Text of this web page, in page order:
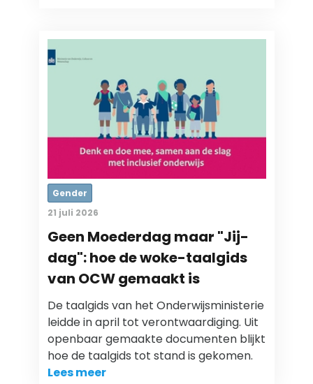
Gender
21 juli 2026
Geen Moederdag maar "Jij-
dag": hoe de woke-taalgids
van OCW gemaakt is
De taalgids van het Onderwijsministerie
leidde in april tot verontwaardiging. Uit
openbaar gemaakte documenten blijkt
hoe de taalgids tot stand is gekomen.
Lees meer